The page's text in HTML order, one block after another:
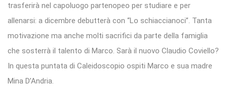
trasferirà nel capoluogo partenopeo per studiare e per
allenarsi: a dicembre debutterà con “Lo schiaccianoci”. Tanta
motivazione ma anche molti sacrifici da parte della famiglia
che sosterrà il talento di Marco. Sarà il nuovo Claudio Coviello?
In questa puntata di Caleidoscopio ospiti Marco e sua madre
Mina D’Andria.